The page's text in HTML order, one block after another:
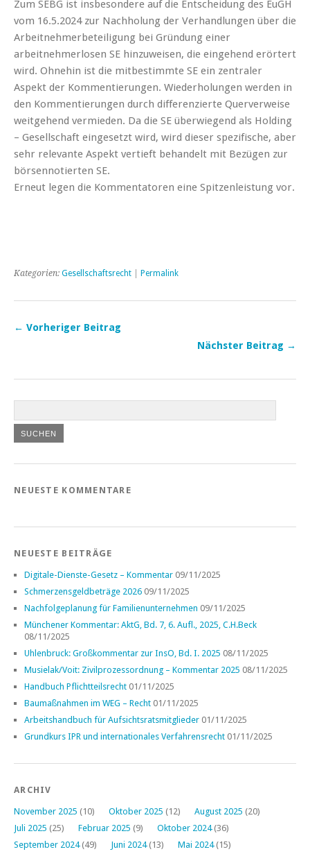
Zum SEBG ist insbesondere auf die Entscheidung des EuGH
vom 16.5.2024 zur Nachholung der Verhandlungen über die
Arbeitnehmerbeteiligung bei Gründung einer
arbeitnehmerlosen SE hinzuweisen, die eingehend erörtert
wird. Ohnehin ist die mitbestimmte SE ein zentraler
Aspekt der Kommentierungen. Wiederholungen werden in
den Kommentierungen durch differenzierte Querverweise
weitgehend vermieden. Da die SE überwiegend als Holding
– Gesellschaft eingesetzt wird, wird dieser spezifische, aber
sehr relevante Aspekt vertieft behandelt mit Bezügen zur
börsennotierten SE.
Erneut legen die Kommentatoren eine Spitzenleistung vor.
Kategorien: Gesellschaftsrecht Permalink
← Vorheriger Beitrag
Nächster Beitrag →
NEUESTE KOMMENTARE
NEUESTE BEITRÄGE
Digitale-Dienste-Gesetz – Kommentar 09/11/2025
Schmerzensgeldbeträge 2026 09/11/2025
Nachfolgeplanung für Familienunternehmen 09/11/2025
Münchener Kommentar: AktG, Bd. 7, 6. Aufl., 2025, C.H.Beck
08/11/2025
Uhlenbruck: Großkommentar zur InsO, Bd. I. 2025 08/11/2025
Musielak/Voit: Zivilprozessordnung – Kommentar 2025 08/11/2025
Handbuch Pflichtteilsrecht 01/11/2025
Baumaßnahmen im WEG – Recht 01/11/2025
Arbeitshandbuch für Aufsichtsratsmitglieder 01/11/2025
Grundkurs IPR und internationales Verfahrensrecht 01/11/2025
ARCHIV
November 2025 (10) Oktober 2025 (12) August 2025 (20)
Juli 2025 (25) Februar 2025 (9) Oktober 2024(36)
September 2024(49) Juni 2024(13) Mai 2024(15)